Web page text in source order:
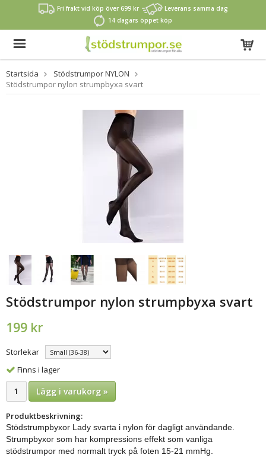
Fri frakt vid köp över 699 kr
Leverans samma dag
14 dagars öppet köp
Startsida
Stödstrumpor NYLON
Stödstrumpor nylon strumpbyxa svart
Stödstrumpor nylon strumpbyxa svart
199 kr
Storlekar
Finns i lager
Lägg i varukorg »
Produktbeskrivning:
Stödstrumpbyxor Lady svarta i nylon för dagligt användande.
Strumpbyxor som har kompressions effekt som vanliga
stödstrumpor med normalt tryck på foten 15-21 mmHg.